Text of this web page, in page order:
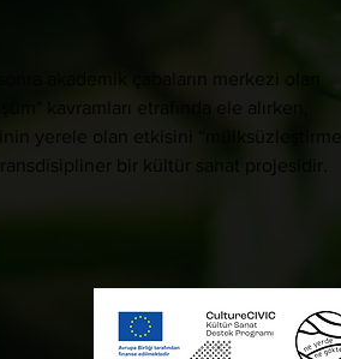
kavramları etrafında ele alırken,
yerele olan etkisini “mülksüzleştirme”
bir kültür sanat projesidir.